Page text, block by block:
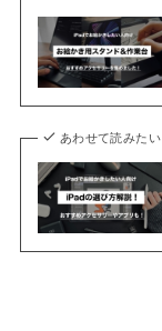
あわせて読みたい